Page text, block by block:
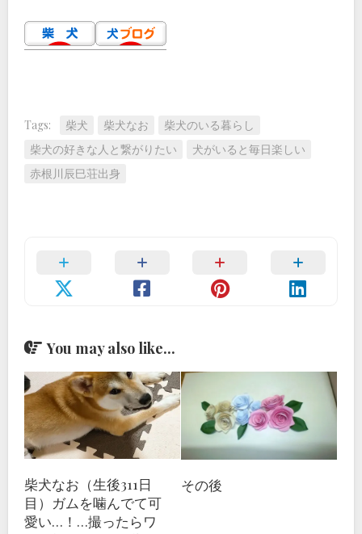
Tags: 柴犬 柴犬なお
柴犬のいる暮らし
柴犬の好きな人と繋がりたい
犬がいると毎日楽しい
赤根川辰巳荘出身
You may also like...
柴犬なお（生後311日
目）ガムを噛んでて可
愛い…！…撮ったらワ
その後